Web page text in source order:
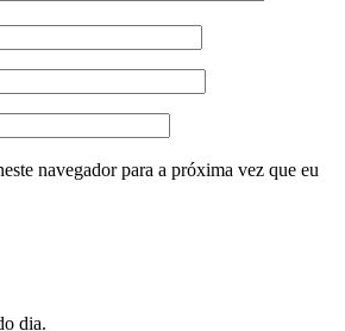
navegador para a próxima vez que eu
dia.